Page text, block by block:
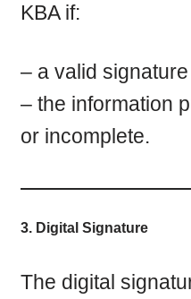
KBA if:
– a valid
– the information
or incomplete.
3. Digital Signature
The digital